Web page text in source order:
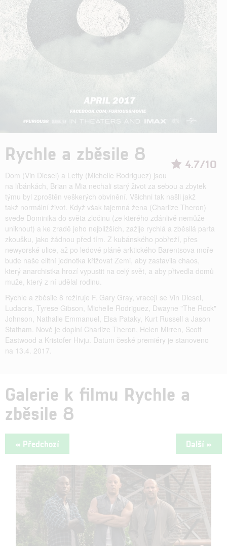
4.7/10
Rychle a zběsile 8
Dom (Vin Diesel) a Letty (Michelle Rodriguez) jsou
na líbánkách, Brian a Mia nechali starý život za sebou a zbytek
týmu byl zproštěn veškerých obvinění. Všichni tak našli jakž
takž normální život. Když však tajemná žena (Charlize Theron)
svede Dominika do světa zločinu (ze kterého zdánlivě nemůže
uniknout) a ke zradě jeho nejbližších, zažije rychlá a zběsilá parta
zkoušku, jako žádnou před tím. Z kubánského pobřeží, přes
newyorské ulice, až po ledové pláně arktického Barentsova moře
bude naše elitní jednotka křižovat Zemi, aby zastavila chaos,
který anarchistka hrozí vypustit na celý svět, a aby přivedla domů
muže, který z ní udělal rodinu.
Rychle a zběsile 8 režíruje F. Gary Gray, vracejí se Vin Diesel,
Ludacris, Tyrese Gibson, Michelle Rodriguez, Dwayne "The Rock"
Johnson, Nathalie Emmanuel, Elsa Pataky, Kurt Russell a Jason
Statham. Nově je doplní Charlize Theron, Helen Mirren, Scott
Eastwood a Kristofer Hivju. Datum české premiéry je stanoveno
na 13.4. 2017.
Galerie k filmu Rychle a
zběsile 8
« Předchozí Další »